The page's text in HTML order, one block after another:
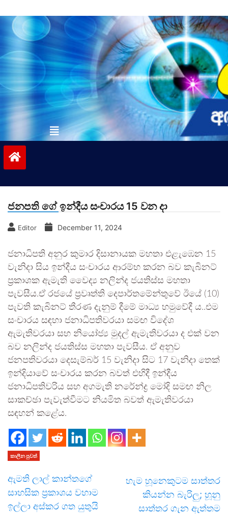
to
contentvinivida.lk
ජනපති ගේ ඉන්දීය සංචාරය 15 වන දා
Editor December 11, 2024
ජනාධිපති අනුර කුමාර දිසානායක මහතා එළැඹෙන 15
වැනිදා සිය ඉන්දීය සංචාරය ආරම්භ කරන බව කැබිනට්
ප්‍රකාශක ඇමැති වෛද්‍ය නලින්ද ජයතිස්ස මහතා
පැවසීය.ඒ රජයේ ප්‍රවෘත්ති දෙපාර්තමේන්තුවේ ඊයේ (10)
පැවති කැබිනට් තීරණ දැනුම් දීමේ මාධ්‍ය හමුවේදී ය..එම
සංචාරය සඳහා ජනාධිපතිවරයා සමඟ විදේශ
ඇමැතිවරයා සහ නියෝජ්‍ය මුදල් ඇමැතිවරයා ද එක් වන
බව නලින්ද ජයතිස්ස මහතා පැවසීය. ඒ අනුව
ජනපතිවරයා දෙසැම්බර් 15 වැනිදා සිට 17 වැනිදා තෙක්
ඉන්දියාවේ සංචාරය කරන බවත් එහිදී ඉන්දීය
ජනාධිපතිවරිය සහ අගමැති නරේන්ද්‍ර මෝදි සමඟ නිල
සාකච්ඡා පැවැත්වීමට නියමිත බවත් ඇමැතිවරයා
සඳහන් කළේය.
කාලීන පුවත්
ඇමති ලාල් කාන්තගේ
සාහසික ප්‍රකාශය වහාම
ඉල්ලා අස්කර ගත යුතුයි
හැම හූනෙකුටම සාත්තර
කියන්න බැරිලු; හූනු
සාත්තර ගැන ඇත්තම